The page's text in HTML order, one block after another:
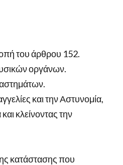
του άρθρου 152.
οργάνων.
και την Αστυνομία,
κλείνοντας την
κατάστασης που